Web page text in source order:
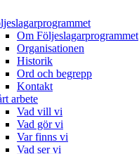
Om Följeslagarprogrammet
Organisationen
Historik
Ord och begrepp
Kontakt
arbete
Vad vill vi
Vad gör vi
Var finns vi
Vad ser vi